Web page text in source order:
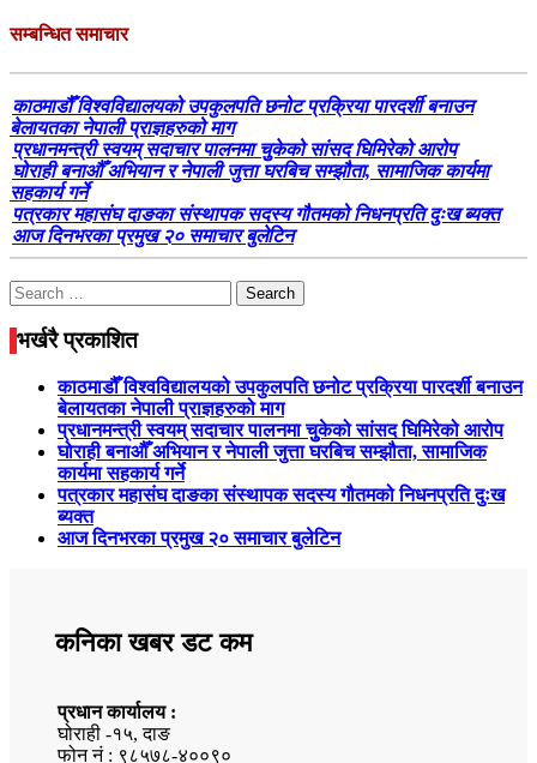
सम्बन्धित समाचार
काठमाडौँ विश्वविद्यालयको उपकुलपति छनोट प्रक्रिया पारदर्शी बनाउन
बेलायतका नेपाली प्राज्ञहरुको माग
प्रधानमन्त्री स्वयम् सदाचार पालनमा चुुकेको सांसद घिमिरेको आरोप
घोराही बनाऔँ अभियान र नेपाली जुत्ता घरबिच सम्झौता, सामाजिक कार्यमा
सहकार्य गर्ने
पत्रकार महासंघ दाङका संस्थापक सदस्य गौतमको निधनप्रति दुःख ब्यक्त
आज दिनभरका प्रमुख २० समाचार बुलेटिन
Search
for:
भर्खरै प्रकाशित
काठमाडौँ विश्वविद्यालयको उपकुलपति छनोट प्रक्रिया पारदर्शी बनाउन
बेलायतका नेपाली प्राज्ञहरुको माग
प्रधानमन्त्री स्वयम् सदाचार पालनमा चुुकेको सांसद घिमिरेको आरोप
घोराही बनाऔँ अभियान र नेपाली जुत्ता घरबिच सम्झौता, सामाजिक
कार्यमा सहकार्य गर्ने
पत्रकार महासंघ दाङका संस्थापक सदस्य गौतमको निधनप्रति दुःख
ब्यक्त
आज दिनभरका प्रमुख २० समाचार बुलेटिन
कनिका खबर डट कम
प्रधान कार्यालय :
घोराही -१५, दाङ
फोन नं : ९८५७८-४००९०